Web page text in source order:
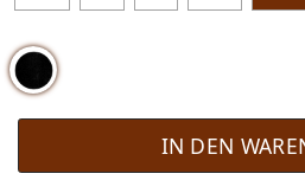
IN DEN